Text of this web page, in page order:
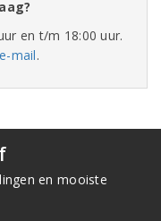
en t/m 18:00 uur.
e-mail.
en mooiste